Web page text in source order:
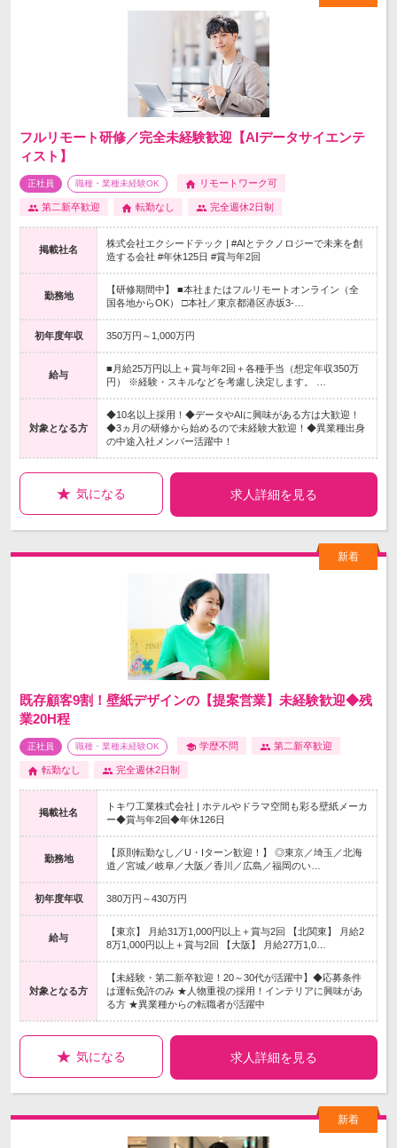
フルリモート研修／完全未経験歓迎【AIデータサイエンテ
ィスト】
正社員 職種・業種未経験OK リモートワーク可
第二新卒歓迎 転勤なし 完全週休2日制
掲載社名
株式会社エクシードテック | #AIとテクノロジーで未来を創
造する会社 #年休125日 #賞与年2回
勤務地
【研修期間中】 ■本社またはフルリモートオンライン（全
国各地からOK） □本社／東京都港区赤坂3-…
初年度年収 350万円～1,000万円
給与
■月給25万円以上＋賞与年2回＋各種手当（想定年収350万
円） ※経験・スキルなどを考慮し決定します。 …
対象となる方
◆10名以上採用！◆データやAIに興味がある方は大歓迎！
◆3ヵ月の研修から始めるので未経験大歓迎！◆異業種出身
の中途入社メンバー活躍中！
気になる 求人詳細を見る
既存顧客9割！壁紙デザインの【提案営業】未経験歓迎◆残
業20H程
正社員 職種・業種未経験OK 学歴不問 第二新卒歓迎
転勤なし 完全週休2日制
掲載社名
トキワ工業株式会社 | ホテルやドラマ空間も彩る壁紙メーカ
ー◆賞与年2回◆年休126日
勤務地
【原則転勤なし／U・Iターン歓迎！】 ◎東京／埼玉／北海
道／宮城／岐阜／大阪／香川／広島／福岡のい…
初年度年収 380万円～430万円
給与
【東京】 月給31万1,000円以上＋賞与2回 【北関東】 月給2
8万1,000円以上＋賞与2回 【大阪】 月給27万1,0…
対象となる方
【未経験・第二新卒歓迎！20～30代が活躍中】◆応募条件
は運転免許のみ ★人物重視の採用！インテリアに興味があ
る方 ★異業種からの転職者が活躍中
気になる 求人詳細を見る